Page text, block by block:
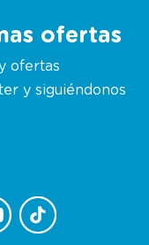
ofertas
ofertas
y siguiéndonos